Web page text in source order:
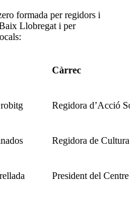
formada per regidors i
Llobregat i per
Càrrec
Regidora d’Acció
Regidora de Cultura
President del